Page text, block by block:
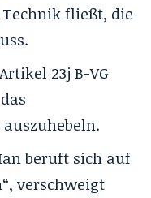
fließt, die
Artikel 23j B-VG
beruft sich auf
verschweigt